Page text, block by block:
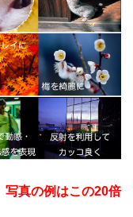
写真の例はこの20倍